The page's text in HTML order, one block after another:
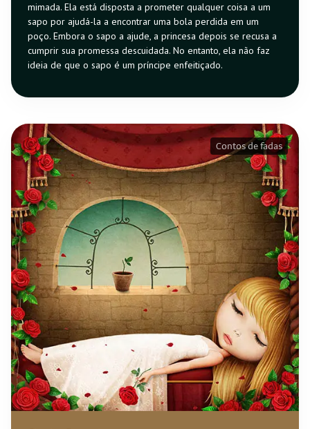
mimada. Ela está disposta a prometer qualquer coisa a um
sapo por ajudá-la a encontrar uma bola perdida em um
poço. Embora o sapo a ajude, a princesa depois se recusa a
cumprir sua promessa descuidada. No entanto, ela não faz
ideia de que o sapo é um príncipe enfeitiçado.
Contos de fadas